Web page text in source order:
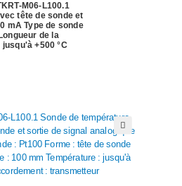
M06-L100.1
tête de sonde et
mA Type de sonde
de la
+500 °C
🔍